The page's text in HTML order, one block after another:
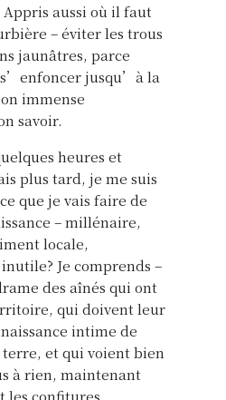
aussi où il faut
– éviter les trous
jaunâtres, parce
jusqu’à la
immense
savoir.
heures et
plus tard, je me suis
que je vais faire de
– millénaire,
locale,
Je comprends –
des aînés qui ont
qui doivent leur
intime de
et qui voient bien
à rien, maintenant
les confitures